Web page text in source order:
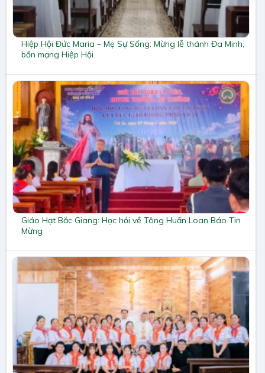
Hiệp Hội Đức Maria – Mẹ Sự Sống: Mừng lễ thánh Đa Minh,
bổn mạng Hiệp Hội
Giáo Hạt Bắc Giang: Học hỏi về Tông Huấn Loan Báo Tin
Mừng